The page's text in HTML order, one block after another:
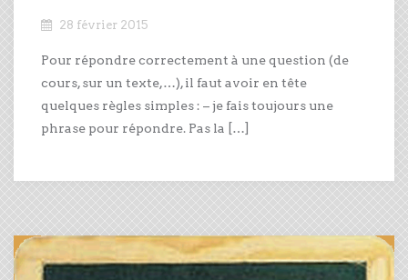
28 février 2015
Pour répondre correctement à une question (de
cours, sur un texte,…), il faut avoir en tête
quelques règles simples : – je fais toujours une
phrase pour répondre. Pas la […]